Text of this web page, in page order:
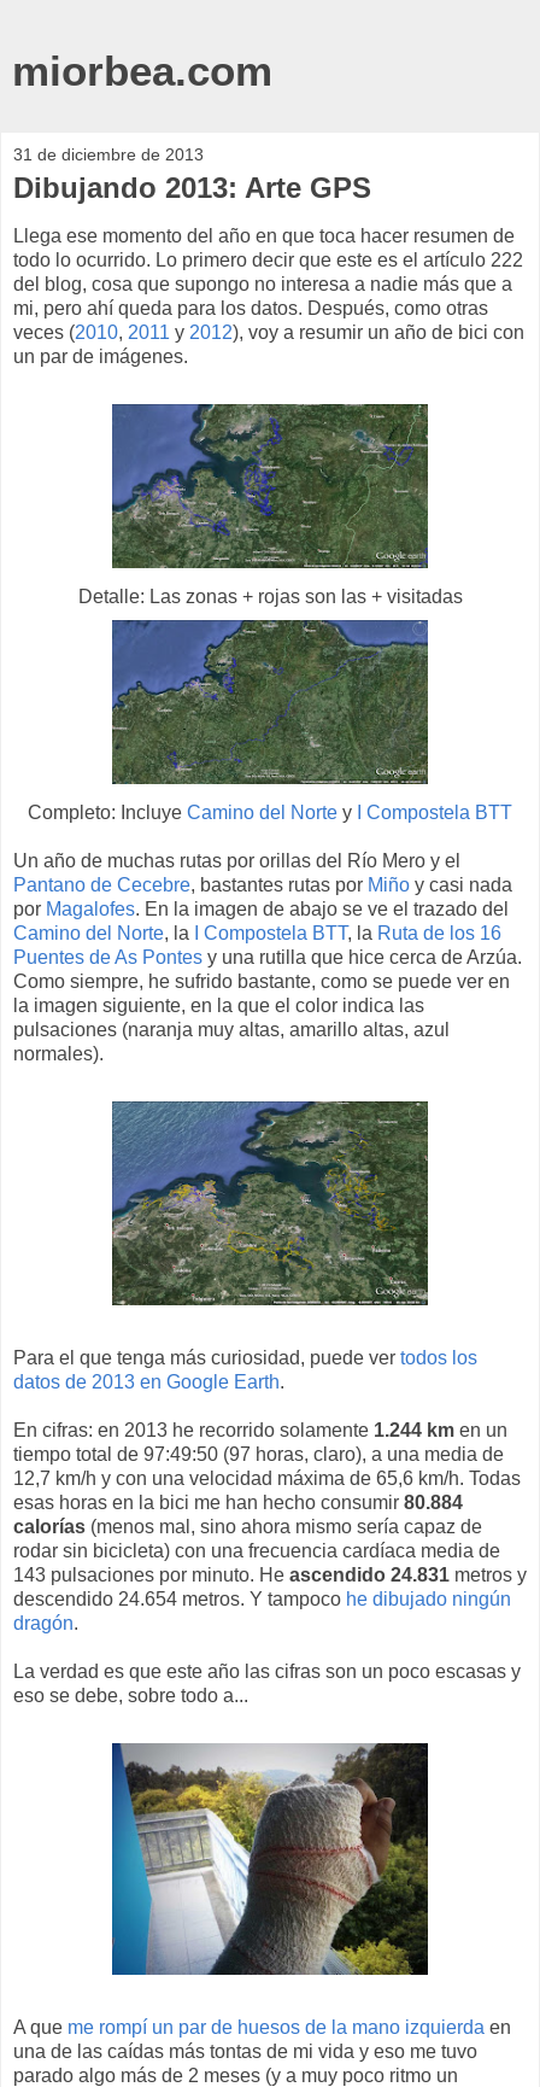
miorbea.com
31 de diciembre de 2013
Dibujando 2013: Arte GPS
Llega ese momento del año en que toca hacer resumen de
todo lo ocurrido. Lo primero decir que este es el artículo 222
del blog, cosa que supongo no interesa a nadie más que a
mi, pero ahí queda para los datos. Después, como otras
veces (2010, 2011 y 2012), voy a resumir un año de bici con
un par de imágenes.
Detalle: Las zonas + rojas son las + visitadas
Completo: Incluye Camino del Norte y I Compostela BTT
Un año de muchas rutas por orillas del Río Mero y el
Pantano de Cecebre, bastantes rutas por Miño y casi nada
por Magalofes. En la imagen de abajo se ve el trazado del
Camino del Norte, la I Compostela BTT, la Ruta de los 16
Puentes de As Pontes y una rutilla que hice cerca de Arzúa.
Como siempre, he sufrido bastante, como se puede ver en
la imagen siguiente, en la que el color indica las
pulsaciones (naranja muy altas, amarillo altas, azul
normales).
Para el que tenga más curiosidad, puede ver todos los
datos de 2013 en Google Earth.
En cifras: en 2013 he recorrido solamente 1.244 km en un
tiempo total de 97:49:50 (97 horas, claro), a una media de
12,7 km/h y con una velocidad máxima de 65,6 km/h. Todas
esas horas en la bici me han hecho consumir 80.884
calorías (menos mal, sino ahora mismo sería capaz de
rodar sin bicicleta) con una frecuencia cardíaca media de
143 pulsaciones por minuto. He ascendido 24.831 metros y
descendido 24.654 metros. Y tampoco he dibujado ningún
dragón.
La verdad es que este año las cifras son un poco escasas y
eso se debe, sobre todo a...
A que me rompí un par de huesos de la mano izquierda en
una de las caídas más tontas de mi vida y eso me tuvo
parado algo más de 2 meses (y a muy poco ritmo un